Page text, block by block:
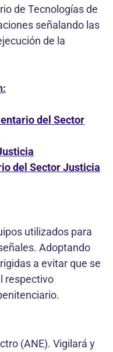
de Tecnologías de
señalando las
de la
del Sector
del Sector Justicia
utilizados para
Adoptando
a evitar que se
respectivo
(ANE). Vigilará y